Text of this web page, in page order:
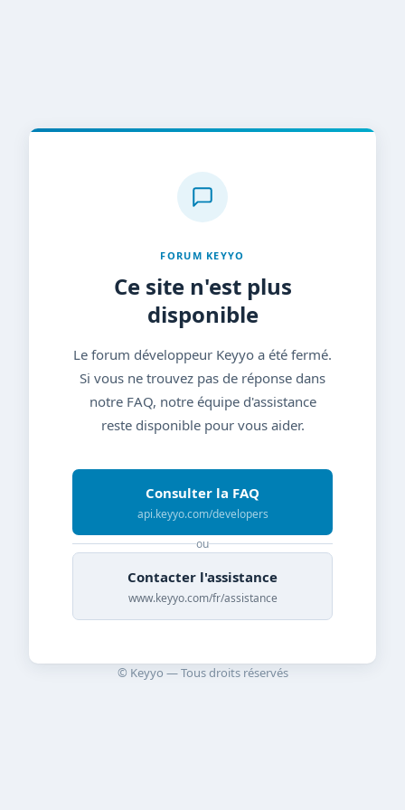
FORUM KEYYO
Ce site n'est plus
disponible
Le forum développeur Keyyo a été fermé.
Si vous ne trouvez pas de réponse dans
notre FAQ, notre équipe d'assistance
reste disponible pour vous aider.
Consulter la FAQ
api.keyyo.com/developers
ou
Contacter l'assistance
www.keyyo.com/fr/assistance
© Keyyo — Tous droits réservés